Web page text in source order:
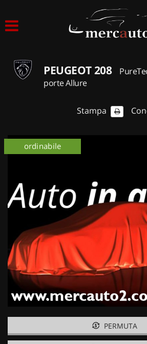
ACQUISTIAMO USATO
NOLEGGIO BREVE TERMINE
PEUGEOT 208
porte Allure
Stampa
ordinabile
PERMUTA